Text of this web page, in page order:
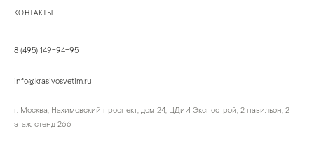
КОНТАКТЫ
8 (495) 149-94-95
info@krasivosvetim.ru
г. Москва, Нахимовский проспект, дом 24, ЦДиИ Экспострой, 2 павильон, 2
этаж, стенд 266